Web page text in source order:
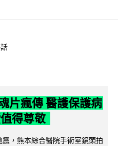
片瘋傳 醫護保護病
得尊敬
，熊本綜合醫院手術室鏡頭拍